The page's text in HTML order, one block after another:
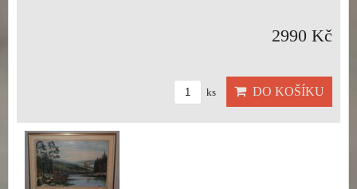
2990 Kč
ks DO KOŠÍKU